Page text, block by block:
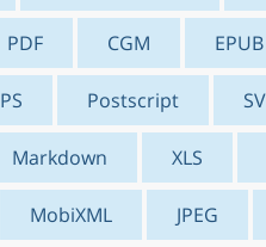
PDF CGM EPUB
PS Postscript
Markdown XLS
MobiXML JPEG